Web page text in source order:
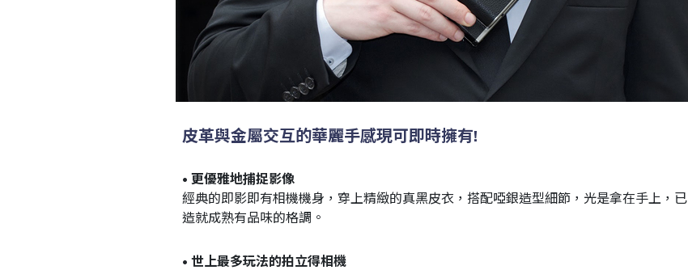
皮革與金屬交互的華麗手感現可即時擁有!
• 更優雅地捕捉影像
經典的即影即有相機機身，穿上精緻的真黑皮衣，搭配啞銀造型細節，光是拿在手上，已
造就成熟有品味的格調。
• 世上最多玩法的拍立得相機